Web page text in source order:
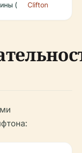
(
Clifton